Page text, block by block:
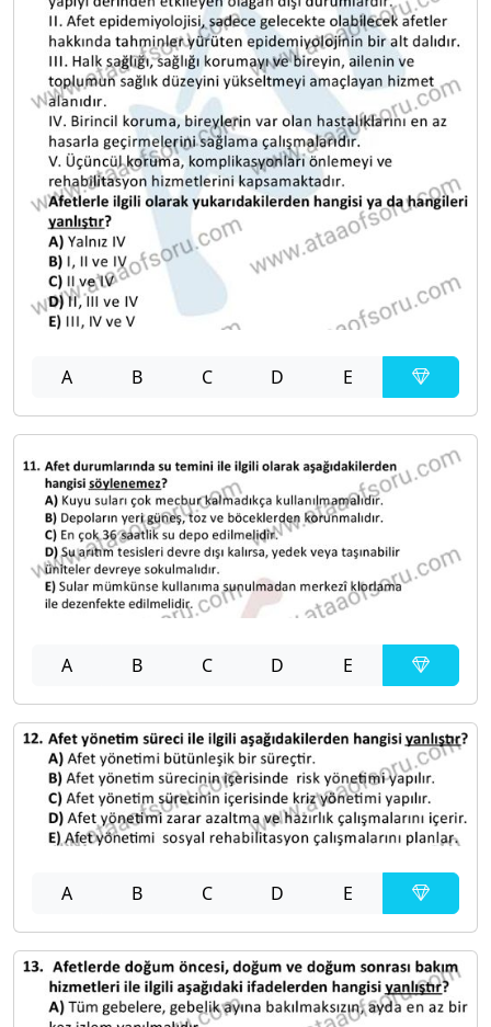
A B C D E
A B C D E
A B C D E